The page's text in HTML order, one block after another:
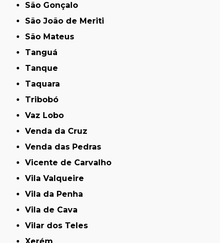
São Gonçalo
São João de Meriti
São Mateus
Tanguá
Tanque
Taquara
Tribobó
Vaz Lobo
Venda da Cruz
Venda das Pedras
Vicente de Carvalho
Vila Valqueire
Vila da Penha
Vila de Cava
Vilar dos Teles